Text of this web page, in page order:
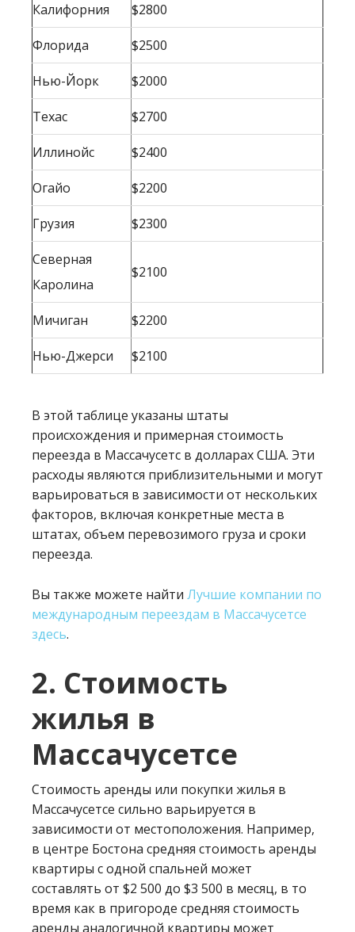
Калифорния
$2800
Флорида $2500
Нью-Йорк $2000
Техас $2700
Иллинойс $2400
Огайо $2200
Грузия $2300
Северная
Каролина
$2100
Мичиган $2200
Нью-Джерси $2100
В этой таблице указаны штаты
происхождения и примерная стоимость
переезда в Массачусетс в долларах США. Эти
расходы являются приблизительными и могут
варьироваться в зависимости от нескольких
факторов, включая конкретные места в
штатах, объем перевозимого груза и сроки
переезда.
Вы также можете найти Лучшие компании по
международным переездам в Массачусетсе
здесь.
2. Стоимость
жилья в
Массачусетсе
Стоимость аренды или покупки жилья в
Массачусетсе сильно варьируется в
зависимости от местоположения. Например,
в центре Бостона средняя стоимость аренды
квартиры с одной спальней может
составлять от $2 500 до $3 500 в месяц, в то
время как в пригороде средняя стоимость
аренды аналогичной квартиры может